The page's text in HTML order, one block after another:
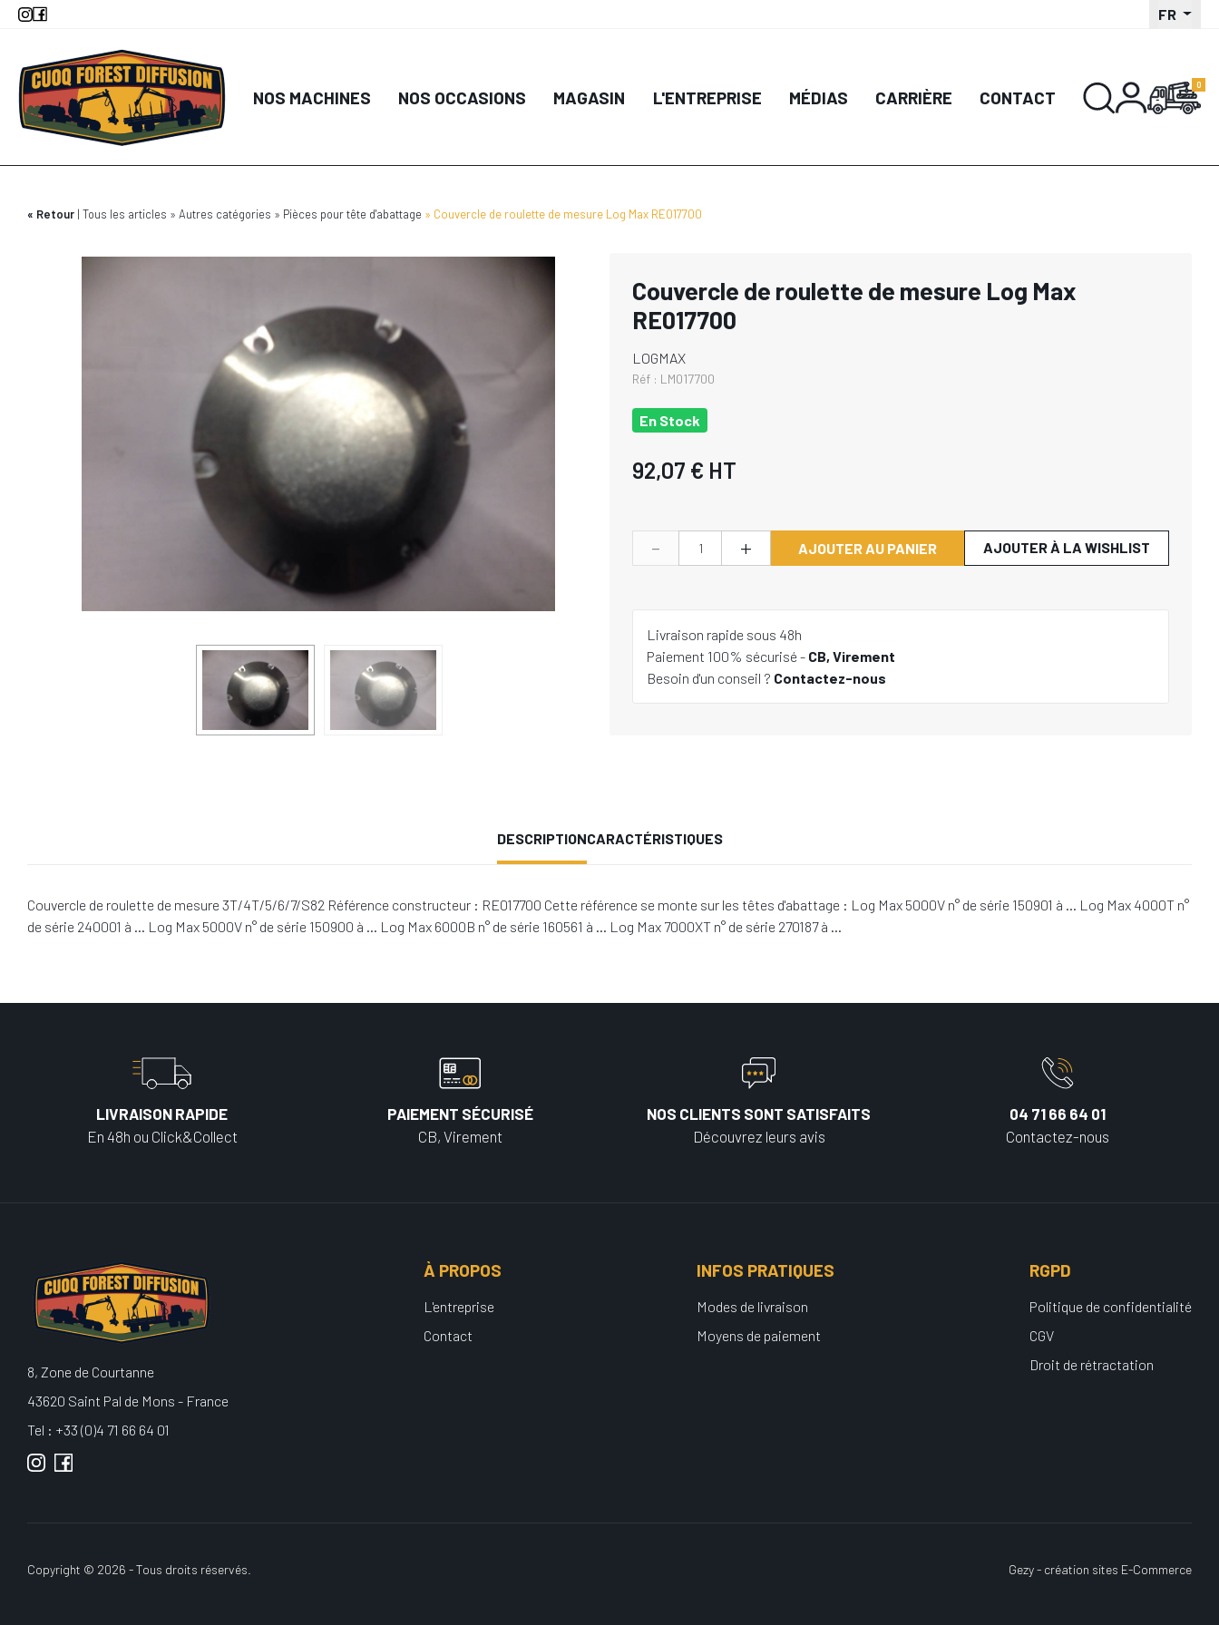
Aller
principal
FR
NOS MACHINES NOS OCCASIONS MAGASIN L'ENTREPRISE MÉDIAS CARRIÈRE CONTACT
Retour Tous les articles Autres catégories Pièces pour tête d'abattage Couvercle de roulette de mesure Log Max RE017700
Couvercle de roulette de mesure Log Max
RE017700
LOGMAX
Réf : LM017700
En Stock
92,07 € HT
- + AJOUTER AU PANIER AJOUTER À LA WISHLIST
Livraison rapide sous 48h
Paiement 100% sécurisé - CB, Virement
Besoin d'un conseil ? Contactez-nous
DESCRIPTIONCARACTÉRISTIQUES
Couvercle de roulette de mesure 3T/4T/5/6/7/S82 Référence constructeur : RE017700 Cette référence se monte sur les têtes d'abattage : Log Max 5000V n° de série 150901 à … Log Max 4000T n°
de série 240001 à … Log Max 5000V n° de série 150900 à … Log Max 6000B n° de série 160561 à … Log Max 7000XT n° de série 270187 à …
LIVRAISON RAPIDE
En 48h ou Click&Collect
PAIEMENT SÉCURISÉ
CB, Virement
NOS CLIENTS SONT SATISFAITS
Découvrez leurs avis
04 71 66 64 01
Contactez-nous
8, Zone de Courtanne
43620 Saint Pal de Mons - France
Tel : +33 (0)4 71 66 64 01
À PROPOS
L'entreprise
Contact
INFOS PRATIQUES
Modes de livraison
Moyens de paiement
RGPD
Politique de confidentialité
CGV
Droit de rétractation
Copyright © 2026 - Tous droits réservés. Gezy - création sites E-Commerce